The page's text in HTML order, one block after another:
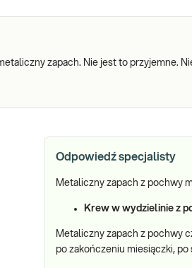
zapach. Nie jest to przyjemne.
Odpowiedź specjalisty
Metaliczny zapach z pochwy
Krew w wydzielinie z
Metaliczny zapach z pochwy
po zakończeniu miesiączki,